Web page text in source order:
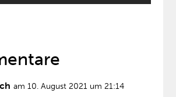
am 10. August 2021 um 21:14